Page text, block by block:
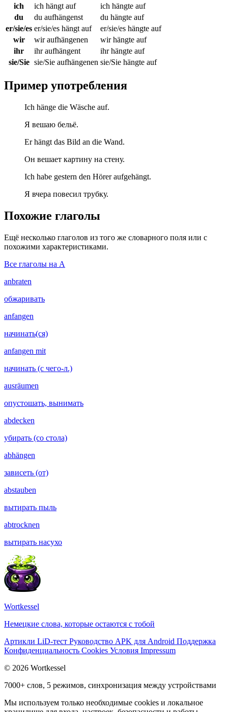
ich
ich hängt auf
ich hängte auf
du
du aufhängenst
du hängte auf
er/sie/es er/sie/es hängt auf
er/sie/es hängte auf
wir
wir aufhängenen
wir hängte auf
ihr
ihr aufhängent
ihr hängte auf
sie/Sie sie/Sie aufhängenen sie/Sie hängte auf
Пример употребления
Ich hänge die Wäsche auf.
Я вешаю бельё.
Er hängt das Bild an die Wand.
Он вешает картину на стену.
Ich habe gestern den Hörer aufgehängt.
Я вчера повесил трубку.
Похожие глаголы
Ещё несколько глаголов из того же словарного поля или с
похожими характеристиками.
Все глаголы на A
anbraten
обжаривать
anfangen
начинать(ся)
anfangen mit
начинать (с чего-л.)
ausräumen
опустошать, вынимать
abdecken
убирать (со стола)
abhängen
зависеть (от)
abstauben
вытирать пыль
abtrocknen
вытирать насухо
Wortkessel
Немецкие слова, которые остаются с тобой
Артикли LiD-тест Руководство APK для Android Поддержка
Конфиденциальность Cookies Условия Impressum
© 2026 Wortkessel
7000+ слов, 5 режимов, синхронизация между устройствами
Мы используем только необходимые cookies и локальное